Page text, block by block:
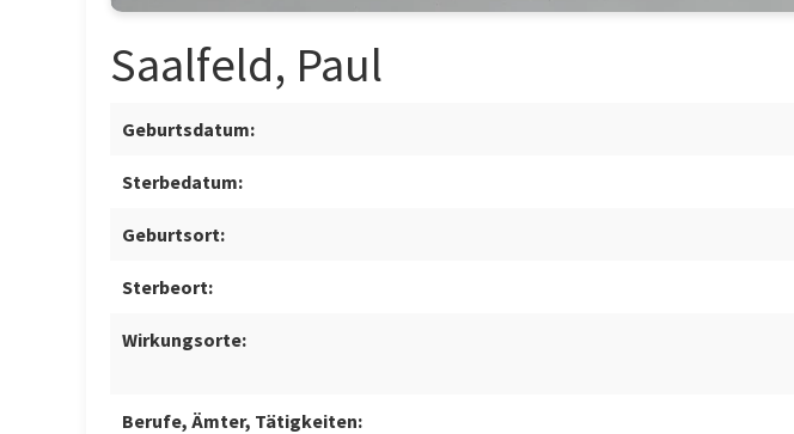
Saalfeld, Paul
Geburtsdatum:
Sterbedatum:
Geburtsort:
Sterbeort:
Wirkungsorte:
Berufe, Ämter, Tätigkeiten: